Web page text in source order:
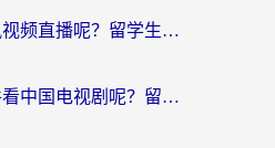
在国外怎么看腾讯视频直播呢？留学生亲测有效的回国加速指南
在日本用什么软件看中国电视剧呢？留学生亲测有效的回国加速方案